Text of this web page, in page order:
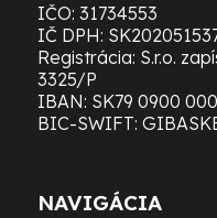
IČO: 31734553
IČ DPH:
Registrácia: S.r.o.
3325/P
IBAN: SK79 0900
BIC-SWIFT:
NAVIGÁCIA